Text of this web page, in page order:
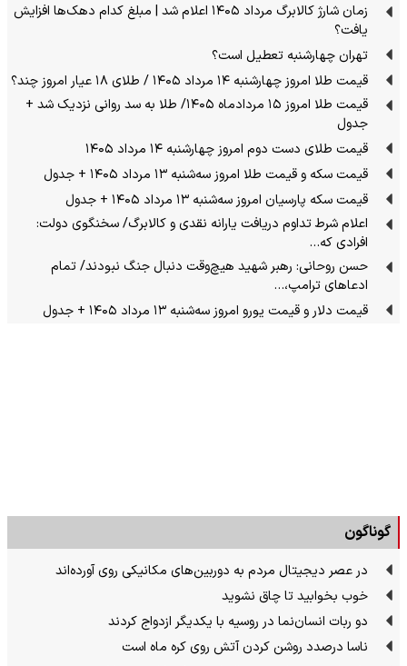
زمان شارژ کالابرگ مرداد ۱۴۰۵ اعلام شد | مبلغ کدام دهک‌ها افزایش
یافت؟
تهران چهارشنبه تعطیل است؟
قیمت طلا امروز چهارشنبه ۱۴ مرداد ۱۴۰۵ / طلای ۱۸ عیار امروز چند؟
قیمت طلا امروز ۱۵ مردادماه ۱۴۰۵/ طلا به سد روانی نزدیک شد +
جدول
قیمت طلای دست دوم امروز چهارشنبه ۱۴ مرداد ۱۴۰۵
قیمت سکه و قیمت طلا امروز سه‌شنبه ۱۳ مرداد ۱۴۰۵ + جدول
قیمت سکه پارسیان امروز سه‌شنبه ۱۳ مرداد ۱۴۰۵ + جدول
اعلام شرط تداوم دریافت یارانه نقدی و کالابرگ/ سخنگوی دولت:
افرادی که…
حسن روحانی: رهبر شهید هیچ‌وقت دنبال جنگ نبودند/ تمام
ادعاهای ترامپ،…
قیمت دلار و قیمت یورو امروز سه‌شنبه ۱۳ مرداد ۱۴۰۵ + جدول
گوناگون
در عصر دیجیتال مردم به دوربین‌های مکانیکی روی آورده‌اند
خوب بخوابید تا چاق نشوید
دو ربات انسان‌نما در روسیه با یکدیگر ازدواج کردند
ناسا درصدد روشن کردن آتش روی کره ماه است